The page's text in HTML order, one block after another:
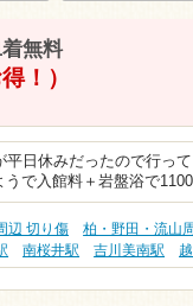
無料
！）
日休みだったので行っ
で入館料＋岩盤浴で
辺 切り傷
柏・野田・流山
南桜井駅 吉川美南駅